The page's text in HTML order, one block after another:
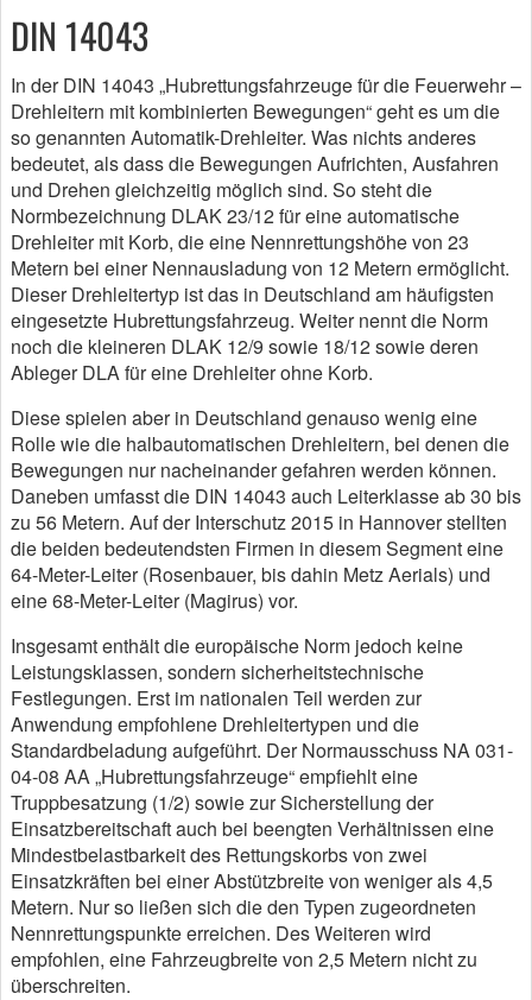
DIN 14043
In der DIN 14043 „Hubrettungsfahrzeuge für die Feuerwehr –
Drehleitern mit kombinierten Bewegungen“ geht es um die
so genannten Automatik-Drehleiter. Was nichts anderes
bedeutet, als dass die Bewegungen Aufrichten, Ausfahren
und Drehen gleichzeitig möglich sind. So steht die
Normbezeichnung DLAK 23/12 für eine automatische
Drehleiter mit Korb, die eine Nennrettungshöhe von 23
Metern bei einer Nennausladung von 12 Metern ermöglicht.
Dieser Drehleitertyp ist das in Deutschland am häufigsten
eingesetzte Hubrettungsfahrzeug. Weiter nennt die Norm
noch die kleineren DLAK 12/9 sowie 18/12 sowie deren
Ableger DLA für eine Drehleiter ohne Korb.
Diese spielen aber in Deutschland genauso wenig eine
Rolle wie die halbautomatischen Drehleitern, bei denen die
Bewegungen nur nacheinander gefahren werden können.
Daneben umfasst die DIN 14043 auch Leiterklasse ab 30 bis
zu 56 Metern. Auf der Interschutz 2015 in Hannover stellten
die beiden bedeutendsten Firmen in diesem Segment eine
64-Meter-Leiter (Rosenbauer, bis dahin Metz Aerials) und
eine 68-Meter-Leiter (Magirus) vor.
Insgesamt enthält die europäische Norm jedoch keine
Leistungsklassen, sondern sicherheitstechnische
Festlegungen. Erst im nationalen Teil werden zur
Anwendung empfohlene Drehleitertypen und die
Standardbeladung aufgeführt. Der Normausschuss NA 031-
04-08 AA „Hubrettungsfahrzeuge“ empfiehlt eine
Truppbesatzung (1/2) sowie zur Sicherstellung der
Einsatzbereitschaft auch bei beengten Verhältnissen eine
Mindestbelastbarkeit des Rettungskorbs von zwei
Einsatzkräften bei einer Abstützbreite von weniger als 4,5
Metern. Nur so ließen sich die den Typen zugeordneten
Nennrettungspunkte erreichen. Des Weiteren wird
empfohlen, eine Fahrzeugbreite von 2,5 Metern nicht zu
überschreiten.